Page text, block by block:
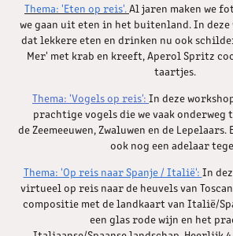
Thema: 'Eten op reis'.Al jaren maken we
we gaan uit eten in het buitenland. In deze
dat lekkere eten en drinken nu ook
Mer' met krab en kreeft, Aperol Spritz
taartjes.
Thema: 'Vogels op reis': In deze
prachtige vogels die we vaak onderweg
de Zeemeeuwen, Zwaluwen en de Lepelaars.
ook nog een adelaar
Thema: 'Op reis naar Spanje / Italië': In
virtueel op reis naar de heuvels van
compositie met de landkaart van Italië/
een glas rode wijn en het